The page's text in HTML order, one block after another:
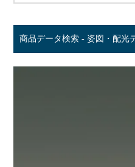
商品データ検索 - 姿図・配光